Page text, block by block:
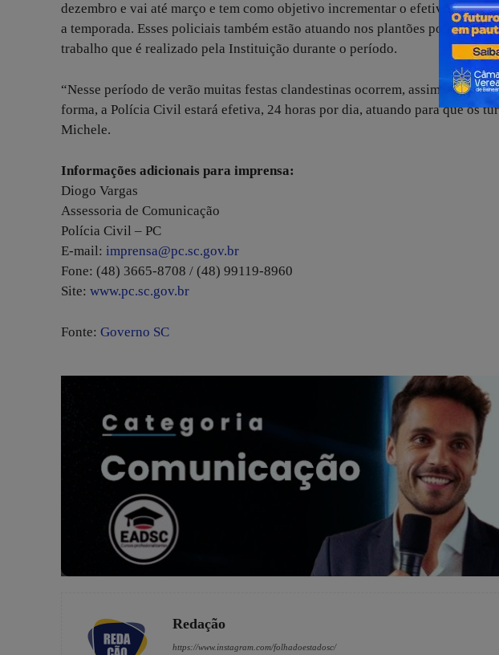
dezembro e vai até março e tem como objetivo incrementar o efetivo
a temporada. Esses policiais também estão atuando nos plantões policiais
trabalho que é realizado pela Instituição durante o período.
“Nesse período de verão muitas festas clandestinas ocorrem, assim como
forma, a Polícia Civil estará efetiva, 24 horas por dia, atuando para que os
Michele.
Informações adicionais para imprensa:
Diogo Vargas
Assessoria de Comunicação
Polícia Civil – PC
E-mail: imprensa@pc.sc.gov.br
Fone: (48) 3665-8708 / (48) 99119-8960
Site: www.pc.sc.gov.br
Fonte: Governo SC
Redação
https://www.instagram.com/folhadoestadosc/